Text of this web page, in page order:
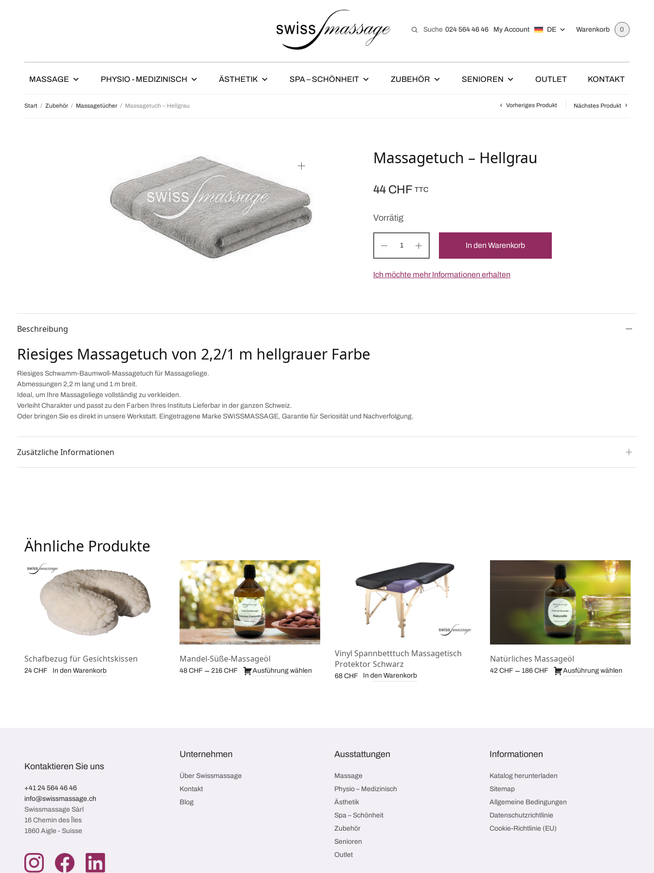
Suche 024 564 46 46 My Account DE Warenkorb 0
MASSAGE PHYSIO - MEDIZINISCH ÄSTHETIK SPA – SCHÖNHEIT ZUBEHÖR SENIOREN OUTLET KONTAKT
Start / Zubehör / Massagetücher / Massagetuch – Hellgrau Vorheriges Produkt Nächstes Produkt
Massagetuch – Hellgrau
44 CHF TTC
Vorrätig
In den Warenkorb
Ich möchte mehr Informationen erhalten
Beschreibung
Riesiges Massagetuch von 2,2/1 m hellgrauer Farbe
Riesiges Schwamm-Baumwoll-Massagetuch für Massageliege.
Abmessungen 2,2 m lang und 1 m breit.
Ideal, um Ihre Massageliege vollständig zu verkleiden.
Verleiht Charakter und passt zu den Farben Ihres Instituts Lieferbar in der ganzen Schweiz.
Oder bringen Sie es direkt in unsere Werkstatt. Eingetragene Marke SWISSMASSAGE, Garantie für Seriosität und Nachverfolgung.
Zusätzliche Informationen
Ähnliche Produkte
Schafbezug für Gesichtskissen
24 CHF In den Warenkorb
Mandel-Süße-Massageöl
48 CHF – 216 CHF
Preisspanne:
Ausführung wählen
Vinyl Spannbetttuch Massagetisch
Protektor Schwarz
68 CHF In den Warenkorb
Natürliches Massageöl
42 CHF – 186 CHF
Preisspanne:
Ausführung wählen
Kontaktieren Sie uns
+41 24 564 46 46
info@swissmassage.ch
Swissmassage Sàrl
16 Chemin des Îles
1860 Aigle - Suisse
Unternehmen
Über Swissmassage
Kontakt
Blog
Ausstattungen
Massage
Physio – Medizinisch
Ästhetik
Spa – Schönheit
Zubehör
Senioren
Outlet
Informationen
Katalog herunterladen
Sitemap
Allgemeine Bedingungen
Datenschutzrichtlinie
Cookie-Richtlinie (EU)